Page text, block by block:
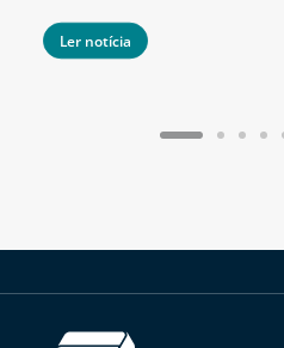
Ler notícia